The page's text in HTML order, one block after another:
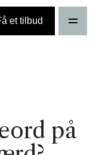
et tilbud
på